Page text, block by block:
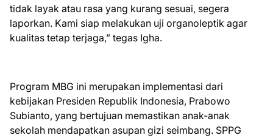
tidak layak atau rasa yang kurang sesuai, segera
laporkan. Kami siap melakukan uji organoleptik agar
kualitas tetap terjaga,” tegas Igha.
Program MBG ini merupakan implementasi dari
kebijakan Presiden Republik Indonesia, Prabowo
Subianto, yang bertujuan memastikan anak-anak
sekolah mendapatkan asupan gizi seimbang. SPPG